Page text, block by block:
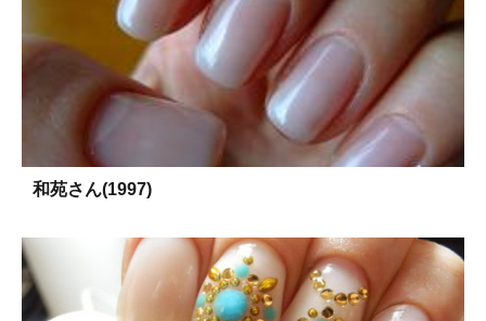
和苑さん(1997)